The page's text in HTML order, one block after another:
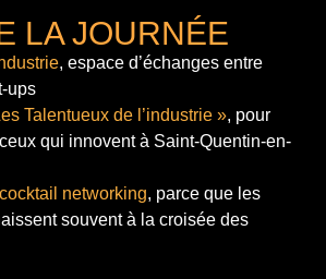
LA JOURNÉE
, espace d’échanges entre
ups
Talentueux de l’industrie », pour
qui innovent à Saint-Quentin-en-
cocktail networking, parce que les
souvent à la croisée des